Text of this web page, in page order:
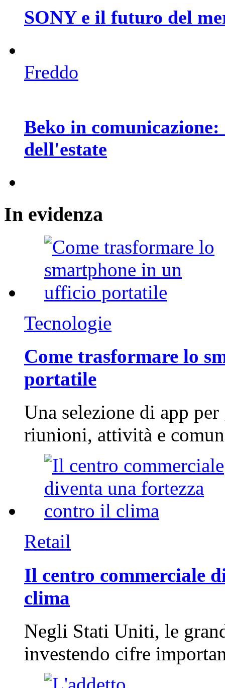
SONY e il futuro del
Freddo
Beko in
dell'estate
In evidenza
Tecnologie
Come trasformare lo
portatile
Una selezione di app
riunioni, attività e
Retail
Il centro commerciale
clima
Negli Stati Uniti, le
investendo cifre